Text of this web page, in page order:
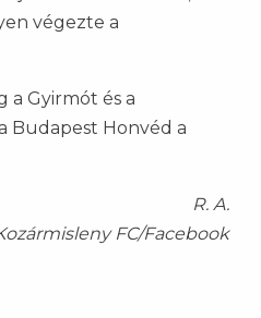
végezte a
a Gyirmót és a
Budapest Honvéd a
R. A.
FC/Facebook